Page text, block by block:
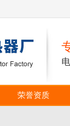
荣誉资质